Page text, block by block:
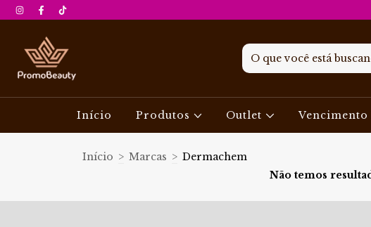
Início Produtos Outlet
Início > Marcas > Dermachem
Não temos